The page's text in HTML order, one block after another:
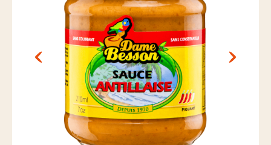
POINTS DE VENTE